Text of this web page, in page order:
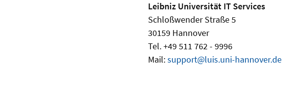
Leibniz Universität IT Services
Schloßwender Straße 5
30159 Hannover
Tel. +49 511 762 - 9996
Mail:support@luis.uni-hannover.de